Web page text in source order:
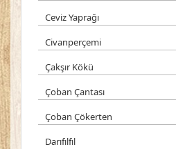
Ceviz Yaprağı
Civanperçemi
Çakşır Kökü
Çoban Çantası
Çoban Çökerten
Darıfılfıl